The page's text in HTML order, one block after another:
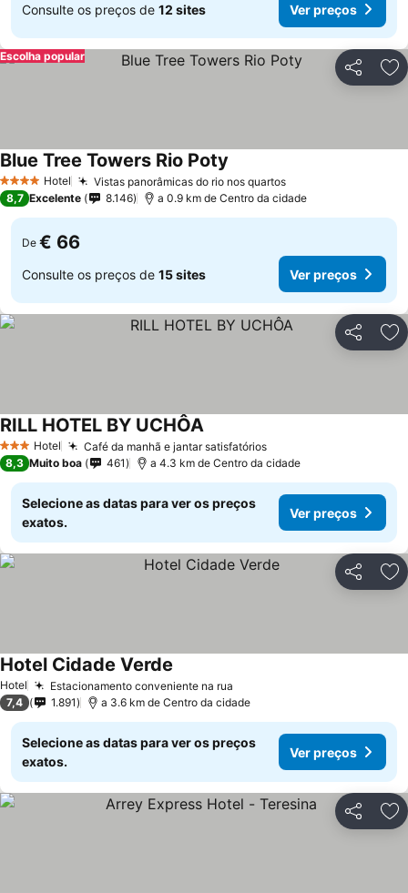
Consulte os preços de 12 sites Ver preços
Partilhar
Escolha popular
4 EstrelasHotel Vistas panorâmicas do rio nos quartosVer preços
Blue Tree Towers Rio Poty
8,7 Excelente 8.146 a 0.9 km de Centro da cidade
De € 66
Consulte os preços de 15 sites Ver preços
Partilhar
3 EstrelasHotel Café da manhã e jantar satisfatóriosVer preços
RILL HOTEL BY UCHÔAVer preços
8,3 Muito boa 461 a 4.3 km de Centro da cidade
Selecione as datas para ver os preços
exatos.
Ver preços
Partilhar
Hotel Estacionamento conveniente na rua
Hotel Cidade Verde
7,4 1.891 a 3.6 km de Centro da cidade
Selecione as datas para ver os preços
exatos.
Ver preços
Partilhar